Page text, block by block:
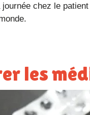
journée chez le
les